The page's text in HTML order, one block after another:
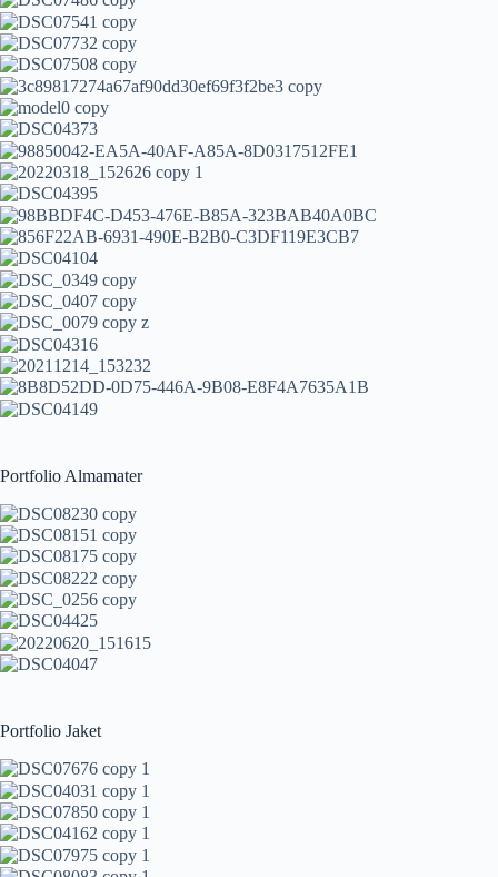
Portfolio Almamater
Portfolio Jaket